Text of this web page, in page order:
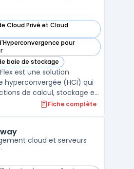
Cloud Privé et Cloud
HCI-Flex dans cette catégorie
pour
HCI-Flex dans cette catégorie
baie de stockage
HCI-Flex dans cette catégorie
est une solution
hyperconvergée (HCI) qui
de calcul, stockage et
seule appliance. Cette
coûts. DataCore HCI-Flex
se distingue par sa ...
Fiche complète
cloud et serveurs